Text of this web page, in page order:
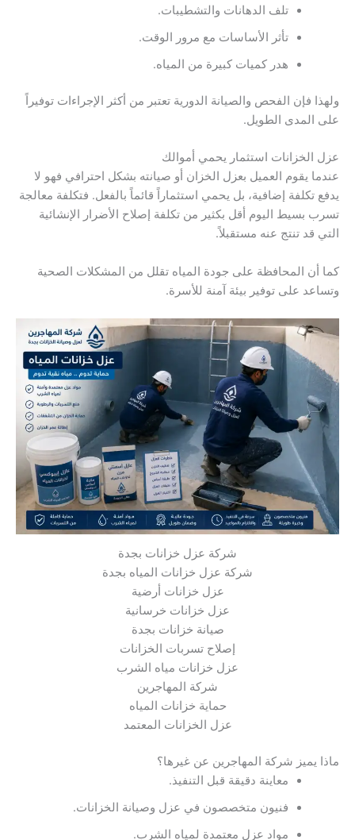
تلف الدهانات والتشطيبات.
تأثر الأساسات مع مرور الوقت.
هدر كميات كبيرة من المياه.
ولهذا فإن الفحص والصيانة الدورية تعتبر من أكثر الإجراءات توفيراً
على المدى الطويل.
عزل الخزانات استثمار يحمي أموالك
عندما يقوم العميل بعزل الخزان أو صيانته بشكل احترافي فهو لا
يدفع تكلفة إضافية، بل يحمي استثماراً قائماً بالفعل. فتكلفة معالجة
تسرب بسيط اليوم أقل بكثير من تكلفة إصلاح الأضرار الإنشائية
التي قد تنتج عنه مستقبلاً.
كما أن المحافظة على جودة المياه تقلل من المشكلات الصحية
وتساعد على توفير بيئة آمنة للأسرة.
شركة عزل خزانات بجدة
شركة عزل خزانات المياه بجدة
عزل خزانات أرضية
عزل خزانات خرسانية
صيانة خزانات بجدة
إصلاح تسربات الخزانات
عزل خزانات مياه الشرب
شركة المهاجرين
حماية خزانات المياه
عزل الخزانات المعتمد
ماذا يميز شركة المهاجرين عن غيرها؟
معاينة دقيقة قبل التنفيذ.
فنيون متخصصون في عزل وصيانة الخزانات.
مواد عزل معتمدة لمياه الشرب.